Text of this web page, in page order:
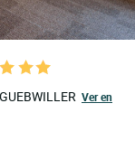
Ver en